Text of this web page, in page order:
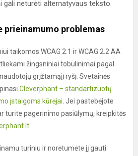
gali neturėti alternatyvaus teksto.
prieinamumo problemas
taikomos WCAG 2.1 ir WCAG 2.2 AA
žingsniniai tobulinimai pagal
grįžtamąjį ryšį. Svetainės
Cleverphant – standartizuotų
įstaigoms kūrėjai . Jei pastebėjote
turite pagerinimo pasiūlymų, kreipkitės
turiniu ir norėtumėte jį gauti